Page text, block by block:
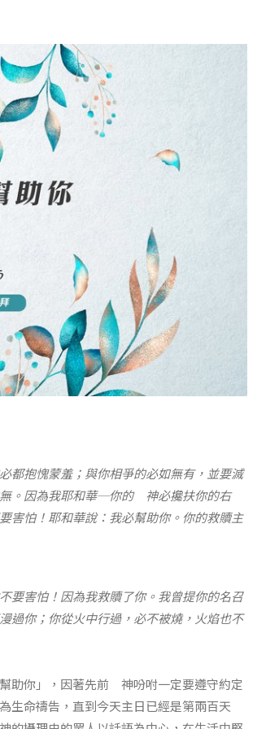
都抱愧蒙羞；與你相爭的必如無有，並要滅
無。因為我耶和華─你的 神必攙扶你的右
害怕！耶和華說：我必幫助你。你的救贖主
要害怕！因為我救贖了你。我曾提你的名召
過你；你從火中行過，必不被燒，火焰也不
助你」，因著先前 神吩咐一定要遵守約定
生命禱告，直到今天主日已經是第兩百天